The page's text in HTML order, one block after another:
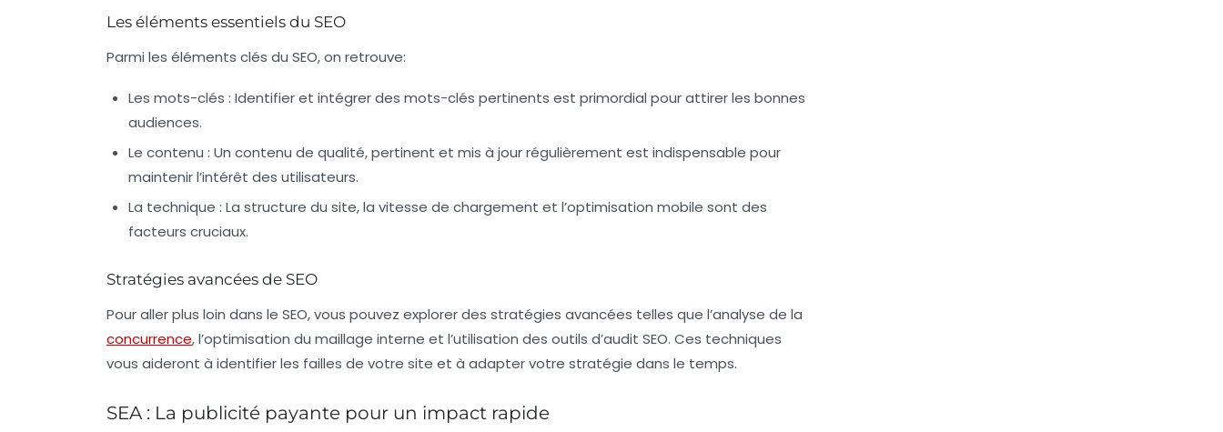
Les éléments essentiels du SEO
Parmi les éléments clés du SEO, on retrouve:
Les mots-clés : Identifier et intégrer des mots-clés pertinents est primordial pour attirer les bonnes
audiences.
Le contenu : Un contenu de qualité, pertinent et mis à jour régulièrement est indispensable pour
maintenir l’intérêt des utilisateurs.
La technique : La structure du site, la vitesse de chargement et l’optimisation mobile sont des
facteurs cruciaux.
Stratégies avancées de SEO
Pour aller plus loin dans le SEO, vous pouvez explorer des stratégies avancées telles que l’analyse de la
concurrence, l’optimisation du maillage interne et l’utilisation des outils d’audit SEO. Ces techniques
vous aideront à identifier les failles de votre site et à adapter votre stratégie dans le temps.
SEA : La publicité payante pour un impact rapide